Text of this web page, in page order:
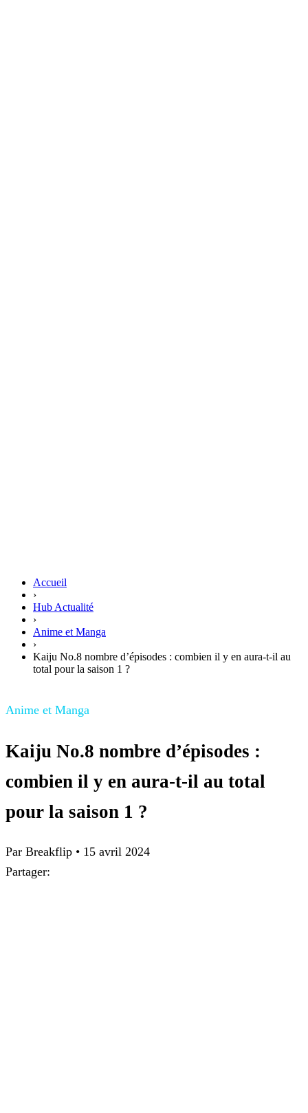
Accueil
›
Hub Actualité
›
Anime et Manga
›
Kaiju No.8 nombre d’épisodes : combien il y en aura-t-il au
total pour la saison 1 ?
Anime et Manga
Kaiju No.8 nombre d’épisodes :
combien il y en aura-t-il au total
pour la saison 1 ?
Par Breakflip • 15 avril 2024
Partager: